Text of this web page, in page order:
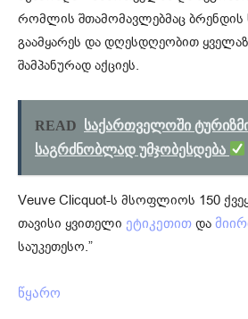
რომლის შთამომავლებმაც
გაამყარეს და დღესდღეობით
შამპანურად აქციეს.
READ საქართველოში
საგრძნობლად უმჯობესდება
Veuve Clicquot-ს მსოფლიოს 150
თავისი ყვითელი ეტიკეთით და
საუკეთესო.”
წყარო